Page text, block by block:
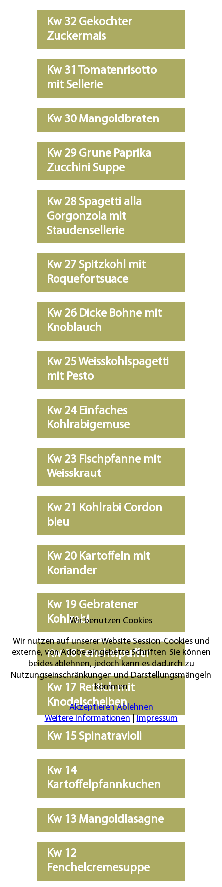
Kw 32 Gekochter
Zuckermais
Kw 31 Tomatenrisotto
mit Sellerie
Kw 30 Mangoldbraten
Kw 29 Grune Paprika
Zucchini Suppe
Kw 28 Spagetti alla
Gorgonzola mit
Staudensellerie
Kw 27 Spitzkohl mit
Roquefortsuace
Kw 26 Dicke Bohne mit
Knoblauch
Kw 25 Weisskohlspagetti
mit Pesto
Kw 24 Einfaches
Kohlrabigemuse
Kw 23 Fischpfanne mit
Weisskraut
Kw 21 Kohlrabi Cordon
bleu
Kw 20 Kartoffeln mit
Koriander
Kw 19 Gebratener
Kohlrabi
Kw 18 Fenchelpuffer
Kw 17 Rettich mit
Knodelscheiben
Kw 15 Spinatravioli
Kw 14
Kartoffelpfannkuchen
Kw 13 Mangoldlasagne
Kw 12
Fenchelcremesuppe
Wir benutzen Cookies
Wir nutzen auf unserer Website Session-Cookies und
externe, von Adobe eingebette Schriften. Sie können
beides ablehnen, jedoch kann es dadurch zu
Nutzungseinschränkungen und Darstellungsmängeln
kommen
Akzeptieren Ablehnen
Weitere Informationen
Impressum